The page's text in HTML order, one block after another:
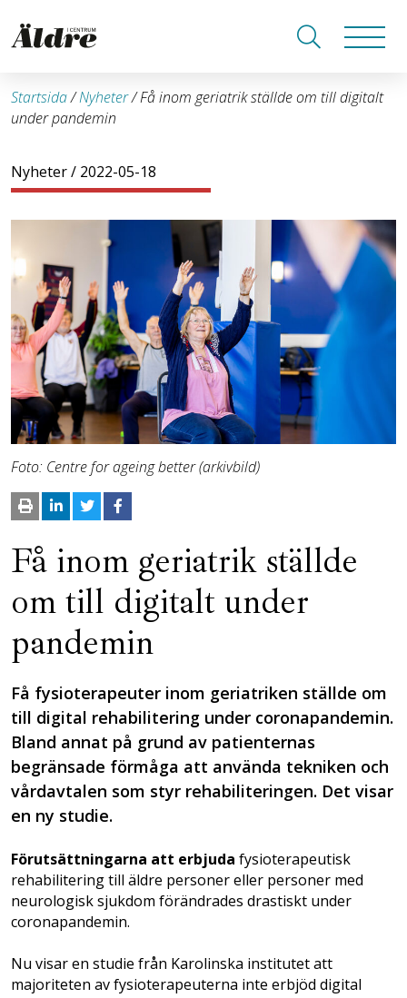
Startsida/Nyheter/Få inom geriatrik ställde om till digitalt
under pandemin
Nyheter/ 2022-05-18
Foto: Centre for ageing better (arkivbild)
Få inom geriatrik ställde
om till digitalt under
pandemin
Få fysioterapeuter inom geriatriken ställde om
till digital rehabilitering under coronapandemin.
Bland annat på grund av patienternas
begränsade förmåga att använda tekniken och
vårdavtalen som styr rehabiliteringen. Det visar
en ny studie.
Förutsättningarna att erbjuda fysioterapeutisk
rehabilitering till äldre personer eller personer med
neurologisk sjukdom förändrades drastiskt under
coronapandemin.
Nu visar en studie från Karolinska institutet att
majoriteten av fysioterapeuterna inte erbjöd digital